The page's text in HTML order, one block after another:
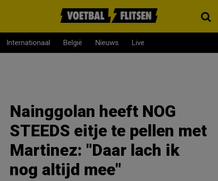
Internationaal België Nieuws Live
Nainggolan heeft NOG
STEEDS eitje te pellen met
Martinez: "Daar lach ik
nog altijd mee"